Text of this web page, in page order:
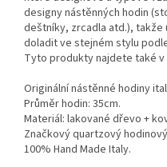
designy nástěnných hodin
deštníky, zrcadla atd.),
doladit ve stejném stylu
Tyto produkty najdete také v
Originální nástěnné hodiny
Průměr hodin: 35cm.
Materiál: lakované dřevo +
Značkový quartzový
100% Hand Made Italy.